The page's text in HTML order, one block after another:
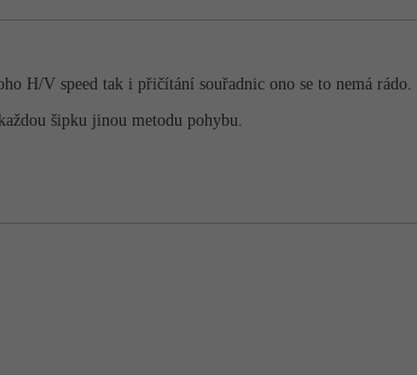
H/V speed tak i přičítání souřadnic ono se to nemá rádo.
šipku jinou metodu pohybu.